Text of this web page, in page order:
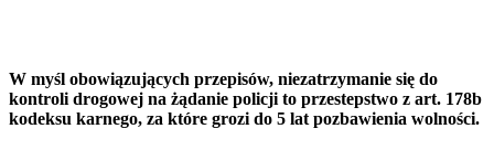
W myśl obowiązujących przepisów, niezatrzymanie się do
kontroli drogowej na żądanie policji to przestepstwo z art. 178b
kodeksu karnego, za które grozi do 5 lat pozbawienia wolności.